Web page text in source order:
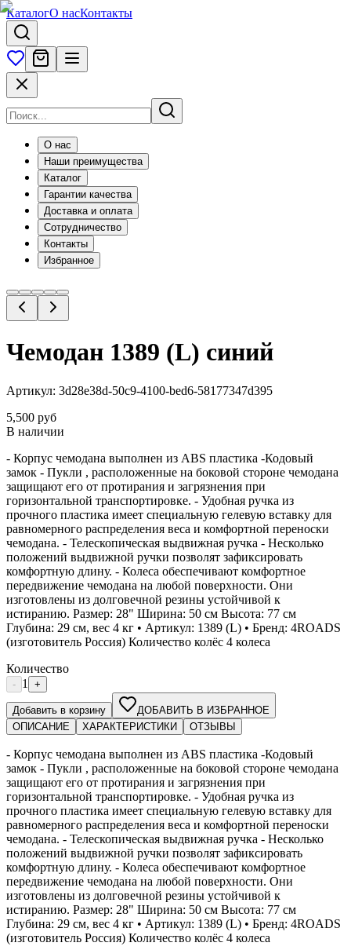
КаталогО насКонтакты
О нас
Наши преимущества
Каталог
Гарантии качества
Доставка и оплата
Сотрудничество
Контакты
Избранное
Чемодан 1389 (L) синий
Артикул: 3d28e38d-50c9-4100-bed6-58177347d395
5,500 руб
В наличии
- Корпус чемодана выполнен из ABS пластика -Кодовый
замок - Пукли , расположенные на боковой стороне чемодана
защищают его от протирания и загрязнения при
горизонтальной транспортировке. - Удобная ручка из
прочного пластика имеет специальную гелевую вставку для
равномерного распределения веса и комфортной переноски
чемодана. - Телескопическая выдвижная ручка - Несколько
положений выдвижной ручки позволят зафиксировать
комфортную длину. - Колеса обеспечивают комфортное
передвижение чемодана на любой поверхности. Они
изготовлены из долговечной резины устойчивой к
истиранию. Размер: 28" Ширина: 50 см Высота: 77 см
Глубина: 29 см, вес 4 кг • Артикул: 1389 (L) • Бренд: 4ROADS
(изготовитель Россия) Количество колёс 4 колеса
Количество
- 1 +
Добавить в корзину
ДОБАВИТЬ В ИЗБРАННОЕ
ОПИСАНИЕ
ХАРАКТЕРИСТИКИ ОТЗЫВЫ
- Корпус чемодана выполнен из ABS пластика -Кодовый
замок - Пукли , расположенные на боковой стороне чемодана
защищают его от протирания и загрязнения при
горизонтальной транспортировке. - Удобная ручка из
прочного пластика имеет специальную гелевую вставку для
равномерного распределения веса и комфортной переноски
чемодана. - Телескопическая выдвижная ручка - Несколько
положений выдвижной ручки позволят зафиксировать
комфортную длину. - Колеса обеспечивают комфортное
передвижение чемодана на любой поверхности. Они
изготовлены из долговечной резины устойчивой к
истиранию. Размер: 28" Ширина: 50 см Высота: 77 см
Глубина: 29 см, вес 4 кг • Артикул: 1389 (L) • Бренд: 4ROADS
(изготовитель Россия) Количество колёс 4 колеса